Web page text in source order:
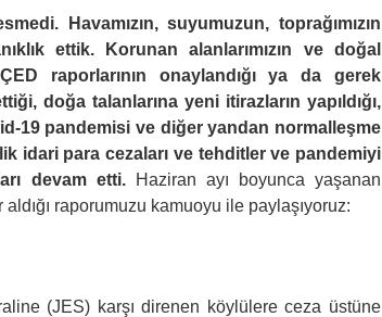
Havamızın, suyumuzun, toprağımızın
ettik. Korunan alanlarımızın ve doğal
raporlarının onaylandığı ya da gerek
doğa talanlarına yeni itirazların yapıldığı,
19 pandemisi ve diğer yandan normalleşme
idari para cezaları ve tehditler ve pandemiyi
devam etti.
Haziran ayı boyunca yaşanan
raporumuzu kamuoyu ile paylaşıyoruz:
(JES) karşı direnen köylülere ceza üstüne